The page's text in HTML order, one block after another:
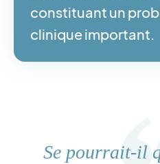
constituant un
clinique important.
Se pourrait-il